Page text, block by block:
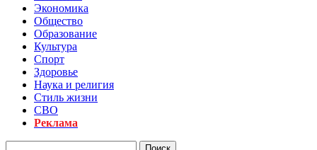
Экономика
Общество
Образование
Культура
Спорт
Здоровье
Наука и религия
Стиль жизни
СВО
Реклама